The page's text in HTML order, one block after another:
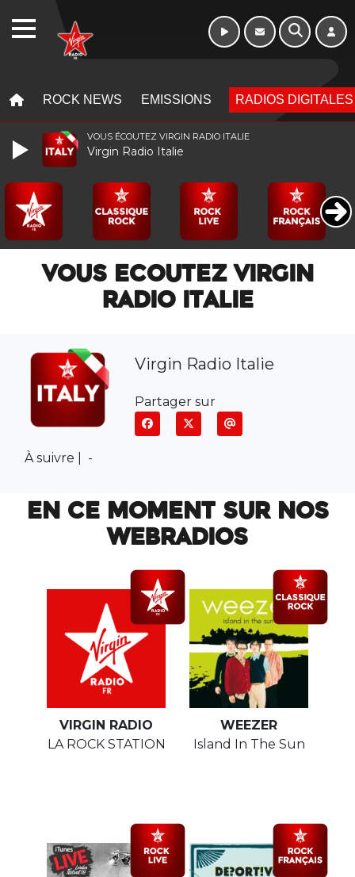
ROCK NEWS EMISSIONS RADIOS DIGITALES
VOUS ECOUTEZ VIRGIN
RADIO ITALIE
Virgin Radio Italie
Partager sur
À suivre | -
EN CE MOMENT SUR NOS
WEBRADIOS
VIRGIN RADIO
LA ROCK STATION
WEEZER
Island In The Sun
VOUS ÉCOUTEZ VIRGIN RADIO ITALIE
Virgin Radio Italie
WEBRADIO Week-end de 06h
à 12h